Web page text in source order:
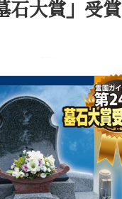
石大賞」受賞